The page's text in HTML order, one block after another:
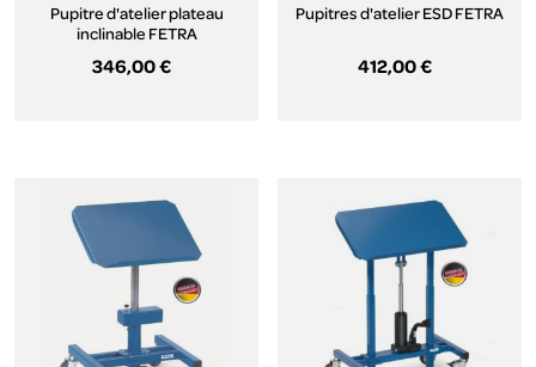
Pupitre d'atelier plateau
inclinable FETRA
346,00 €
Pupitres d'atelier ESD FETRA
412,00 €